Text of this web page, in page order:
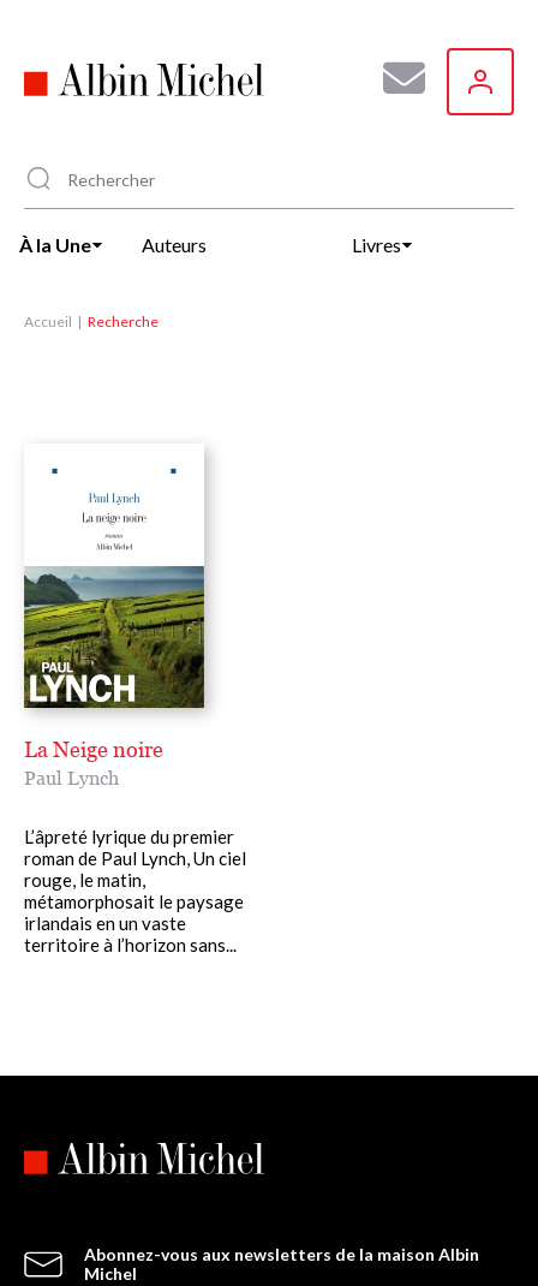
principal
À la Une Auteurs Livres
Accueil Recherche
La Neige noire
Paul Lynch
L’âpreté lyrique du premier
roman de Paul Lynch, Un ciel
rouge, le matin,
métamorphosait le paysage
irlandais en un vaste
territoire à l’horizon sans...
Abonnez-vous aux newsletters de la maison Albin
Michel